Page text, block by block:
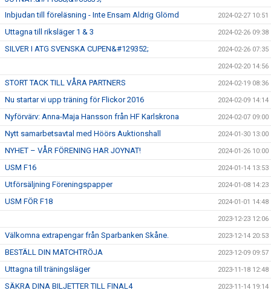
Inbjudan till föreläsning - Inte Ensam Aldrig Glömd 2024-02-27 10:51
Uttagna till riksläger 1 & 3 2024-02-26 09:38
SILVER I ATG SVENSKA CUPEN&#129352; 2024-02-26 07:35
2024-02-20 14:56
STORT TACK TILL VÅRA PARTNERS 2024-02-19 08:36
Nu startar vi upp träning för Flickor 2016 2024-02-09 14:14
Nyförvärv: Anna-Maja Hansson från HF Karlskrona 2024-02-07 09:00
Nytt samarbetsavtal med Höörs Auktionshall 2024-01-30 13:00
NYHET – VÅR FÖRENING HAR JOYNAT! 2024-01-26 10:00
USM F16 2024-01-14 13:53
Utförsäljning Föreningspapper 2024-01-08 14:23
USM FÖR F18 2024-01-01 14:48
2023-12-23 12:06
Välkomna extrapengar från Sparbanken Skåne. 2023-12-14 20:53
BESTÄLL DIN MATCHTRÖJA 2023-12-09 09:57
Uttagna till träningsläger 2023-11-18 12:48
SÄKRA DINA BILJETTER TILL FINAL4 2023-11-14 19:14